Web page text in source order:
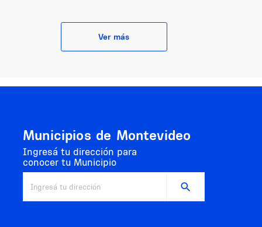
Ver más
Municipios de Montevideo
Ingresá tu dirección para
conocer tu Municipio